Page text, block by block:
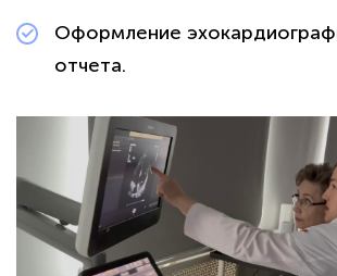
конфиденциальности сайта
Оформление
отчета.